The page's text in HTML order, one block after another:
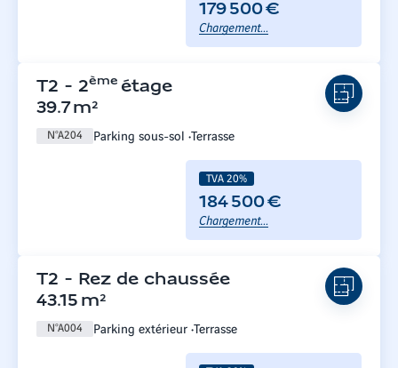
179 500 €
Chargement...
T2 - 2ème étage
39.7m²
N°A204 Parking sous-sol Terrasse
TVA 20%
184 500 €
Chargement...
T2 - Rez de chaussée
43.15 m²
N°A004 Parking extérieur Terrasse